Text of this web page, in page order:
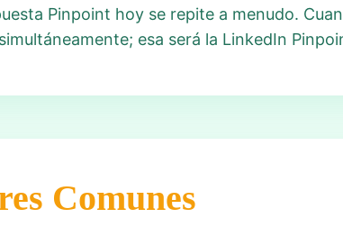
Pinpoint hoy se repite a menudo.
esa será la LinkedIn
Comunes